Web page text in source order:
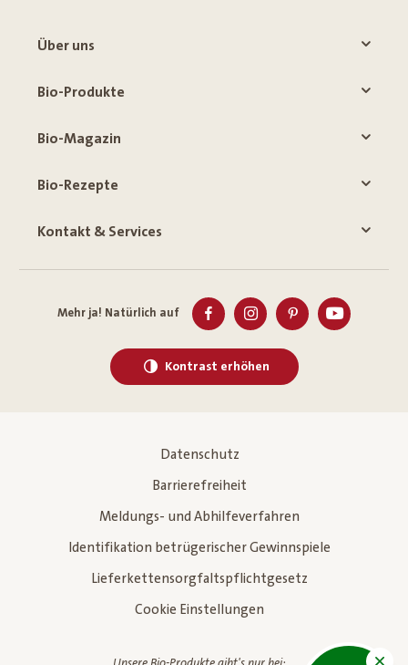
Über uns
Bio-Produkte
Bio-Magazin
Bio-Rezepte
Kontakt & Services
Mehr ja! Natürlich auf
Kontrast erhöhen
Datenschutz
Barrierefreiheit
Meldungs- und Abhilfeverfahren
Identifikation betrügerischer Gewinnspiele
Lieferkettensorgfaltspflichtgesetz
Cookie Einstellungen